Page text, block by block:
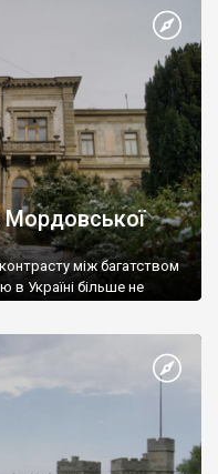
між багатством
в Україні більше не